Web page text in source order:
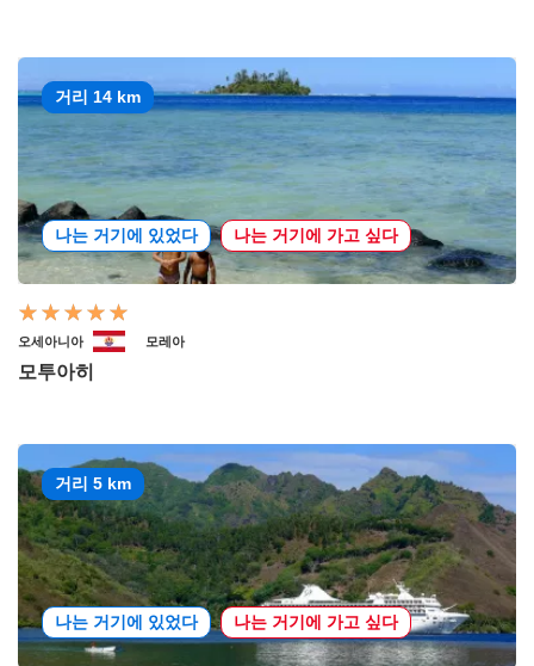
거리 14 km
나는 거기에 있었다 나는 거기에 가고 싶다
오세아니아 모레아
모투아히
거리 5 km
나는 거기에 있었다 나는 거기에 가고 싶다